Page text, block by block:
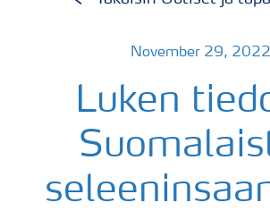
November 29, 2022
Luken